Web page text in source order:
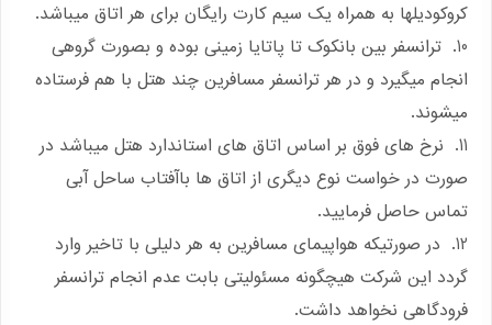
کروکودیلها به همراه یک سیم کارت رایگان برای هر اتاق میباشد.
10. ترانسفر بین بانکوک تا پاتایا زمینی بوده و بصورت گروهی
انجام میگیرد و در هر ترانسفر مسافرین چند هتل با هم فرستاده
میشوند.
11. نرخ های فوق بر اساس اتاق های استاندارد هتل میباشد در
صورت در خواست نوع دیگری از اتاق ها باآفتاب ساحل آبی
تماس حاصل فرمایید.
12. در صورتیکه هواپیمای مسافرین به هر دلیلی با تاخیر وارد
گردد این شرکت هیچگونه مسئولیتی بابت عدم انجام ترانسفر
فرودگاهی نخواهد داشت.